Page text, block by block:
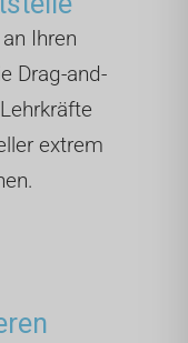
Ihren
Drag-and-
extrem